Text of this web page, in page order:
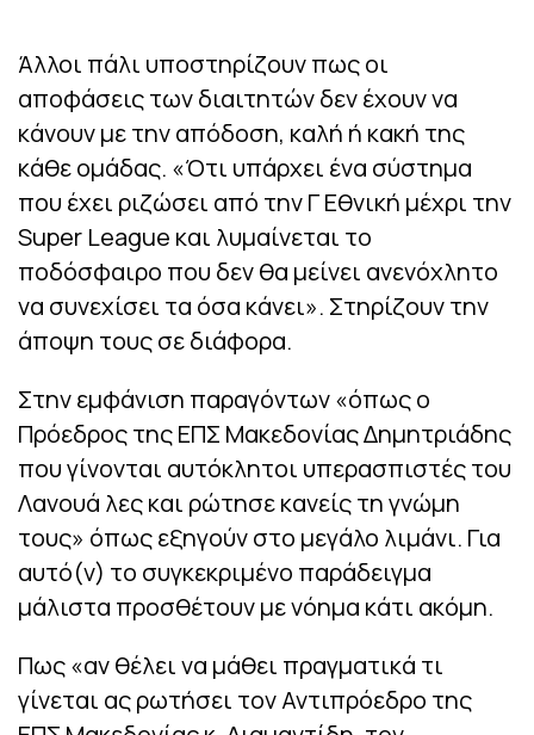
Άλλοι πάλι υποστηρίζουν πως οι
αποφάσεις των διαιτητών δεν έχουν να
κάνουν με την απόδοση, καλή ή κακή της
κάθε ομάδας. «Ότι υπάρχει ένα σύστημα
που έχει ριζώσει από την Γ Εθνική μέχρι την
Super League και λυμαίνεται το
ποδόσφαιρο που δεν θα μείνει ανενόχλητο
να συνεχίσει τα όσα κάνει». Στηρίζουν την
άποψη τους σε διάφορα.
Στην εμφάνιση παραγόντων «όπως ο
Πρόεδρος της ΕΠΣ Μακεδονίας Δημητριάδης
που γίνονται αυτόκλητοι υπερασπιστές του
Λανουά λες και ρώτησε κανείς τη γνώμη
τους» όπως εξηγούν στο μεγάλο λιμάνι. Για
αυτό(ν) το συγκεκριμένο παράδειγμα
μάλιστα προσθέτουν με νόημα κάτι ακόμη.
Πως «αν θέλει να μάθει πραγματικά τι
γίνεται ας ρωτήσει τον Αντιπρόεδρο της